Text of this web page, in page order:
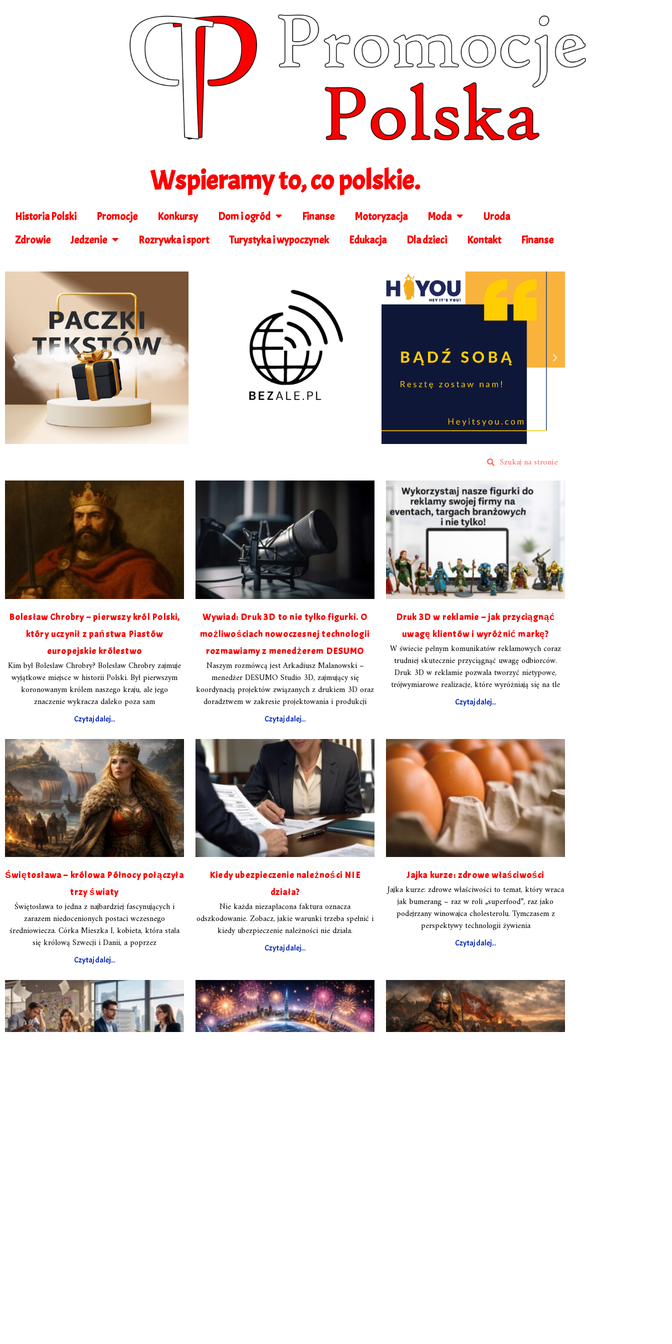
Wspieramy to, co polskie.
Historia Polski Promocje Konkursy Dom i ogród Finanse Motoryzacja Moda
Uroda
Zdrowie
Jedzenie Rozrywka i sport Turystyka i wypoczynek Edukacja Dla dzieci Kontakt Finanse
Bolesław Chrobry – pierwszy król Polski,
który uczynił z państwa Piastów
europejskie królestwo
Kim był Bolesław Chrobry? Bolesław Chrobry zajmuje
wyjątkowe miejsce w historii Polski. Był pierwszym
koronowanym królem naszego kraju, ale jego
znaczenie wykracza daleko poza sam
Czytaj dalej...
Wywiad: Druk 3D to nie tylko figurki. O
możliwościach nowoczesnej technologii
rozmawiamy z menedżerem DESUMO
Naszym rozmówcą jest Arkadiusz Malanowski –
menedżer DESUMO Studio 3D, zajmujący się
koordynacją projektów związanych z drukiem 3D oraz
doradztwem w zakresie projektowania i produkcji
Czytaj dalej...
Druk 3D w reklamie – jak przyciągnąć
uwagę klientów i wyróżnić markę?
W świecie pełnym komunikatów reklamowych coraz
trudniej skutecznie przyciągnąć uwagę odbiorców.
Druk 3D w reklamie pozwala tworzyć nietypowe,
trójwymiarowe realizacje, które wyróżniają się na tle
Czytaj dalej...
Świętosława – królowa Północy połączyła
trzy światy
Świętosława to jedna z najbardziej fascynujących i
zarazem niedocenionych postaci wczesnego
średniowiecza. Córka Mieszka I, kobieta, która stała
się królową Szwecji i Danii, a poprzez
Czytaj dalej...
Kiedy ubezpieczenie należności NIE
działa?
Nie każda niezapłacona faktura oznacza
odszkodowanie. Zobacz, jakie warunki trzeba spełnić i
kiedy ubezpieczenie należności nie działa.
Czytaj dalej...
Jajka kurze: zdrowe właściwości
Jajka kurze: zdrowe właściwości to temat, który wraca
jak bumerang – raz w roli „superfood”, raz jako
podejrzany winowajca cholesterolu. Tymczasem z
perspektywy technologii żywienia
Czytaj dalej...